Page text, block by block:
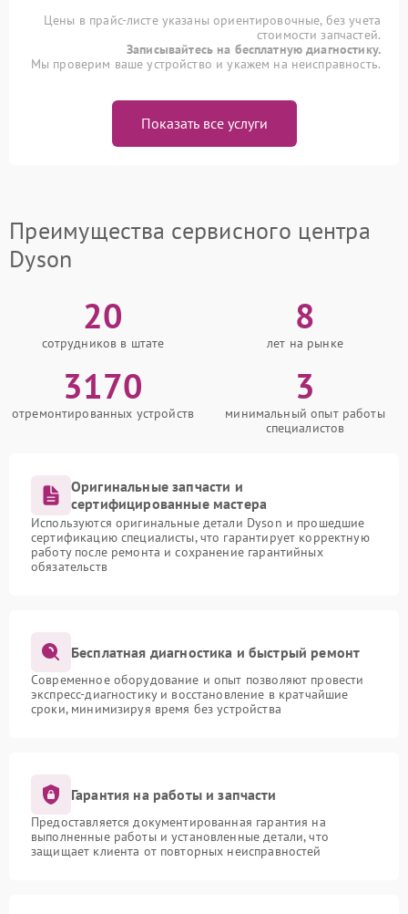
Цены в прайс-листе указаны ориентировочные, без учета
стоимости запчастей.
Записывайтесь на бесплатную диагностику.
Мы проверим ваше устройство и укажем на неисправность.
Показать все услуги
Преимущества сервисного центра
Dyson
20
сотрудников в штате
8
лет на рынке
3170
отремонтированных устройств
3
минимальный опыт работы
специалистов
Оригинальные запчасти и
сертифицированные мастера
Используются оригинальные детали Dyson и прошедшие
сертификацию специалисты, что гарантирует корректную
работу после ремонта и сохранение гарантийных
обязательств
Бесплатная диагностика и быстрый ремонт
Современное оборудование и опыт позволяют провести
экспресс-диагностику и восстановление в кратчайшие
сроки, минимизируя время без устройства
Гарантия на работы и запчасти
Предоставляется документированная гарантия на
выполненные работы и установленные детали, что
защищает клиента от повторных неисправностей